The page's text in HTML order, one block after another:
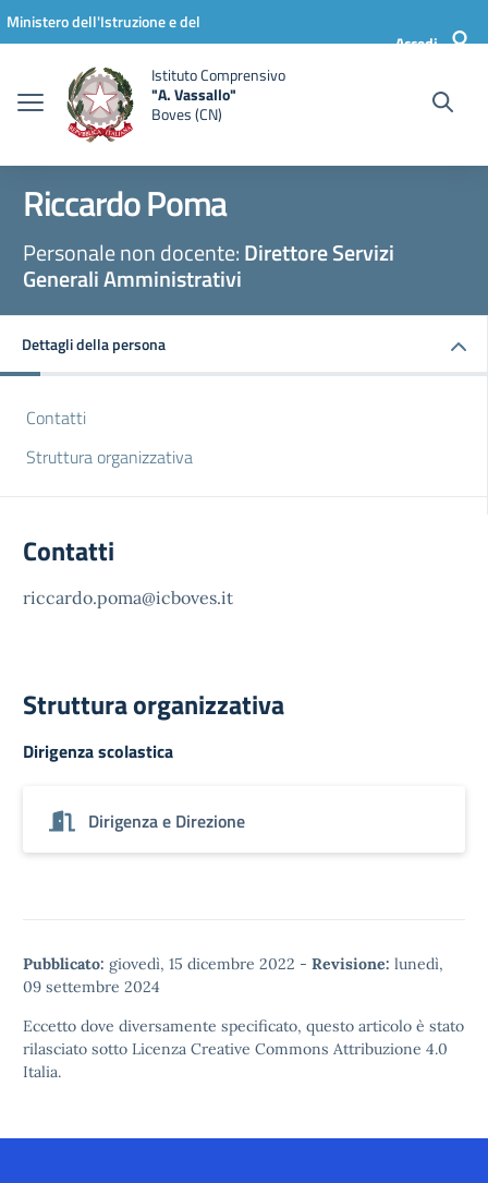
Vai ai contenuti
Vai al menu di navigazione
Vai al footer
Ministero dell'Istruzione e del
Accedi
Istituto Comprensivo
"A. Vassallo"
Boves (CN)
Riccardo Poma
Personale non docente:Direttore Servizi
Generali Amministrativi
Dettagli della persona
Contatti
Struttura organizzativa
Contatti
riccardo.poma@icboves.it
Struttura organizzativa
Dirigenza scolastica
Dirigenza e Direzione
Pubblicato: giovedì, 15 dicembre 2022 - Revisione: lunedì,
09 settembre 2024
Eccetto dove diversamente specificato, questo articolo è stato
rilasciato sotto Licenza Creative Commons Attribuzione 4.0
Italia.